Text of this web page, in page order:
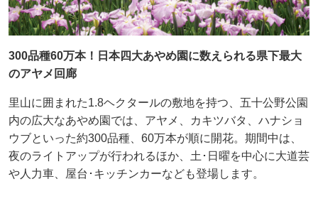
300品種60万本！日本四大あやめ園に数えられる県下最大
のアヤメ回廊
里山に囲まれた1.8ヘクタールの敷地を持つ、五十公野公園
内の広大なあやめ園では、アヤメ、カキツバタ、ハナショ
ウブといった約300品種、60万本が順に開花。期間中は、
夜のライトアップが行われるほか、土･日曜を中心に大道芸
や人力車、屋台･キッチンカーなども登場します。